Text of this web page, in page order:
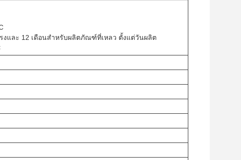
และ 12 เดือนสําหรับผลิตภัณฑ์ที่เหลว ตั้งแต่วันผลิต